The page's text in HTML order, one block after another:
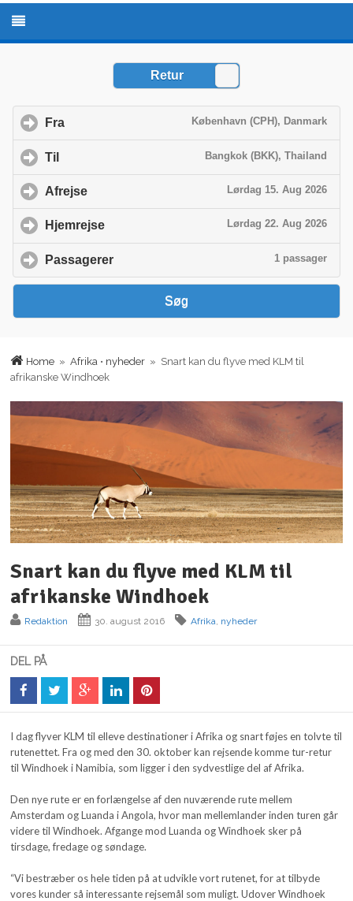
Home »Afrika • nyheder » Snart kan du flyve med KLM til
afrikanske Windhoek
Snart kan du flyve med KLM til
afrikanske Windhoek
Redaktion 30. august 2016 Afrika nyheder
DEL PÅ
I dag flyver KLM til elleve destinationer i Afrika og snart føjes en tolvte til
rutenettet. Fra og med den 30. oktober kan rejsende komme tur-retur
til Windhoek i Namibia, som ligger i den sydvestlige del af Afrika.
Den nye rute er en forlængelse af den nuværende rute mellem
Amsterdam og Luanda i Angola, hvor man mellemlander inden turen går
videre til Windhoek. Afgange mod Luanda og Windhoek sker på
tirsdage, fredage og søndage.
“Vi bestræber os hele tiden på at udvikle vort rutenet, for at tilbyde
vores kunder så interessante rejsemål som muligt. Udover Windhoek